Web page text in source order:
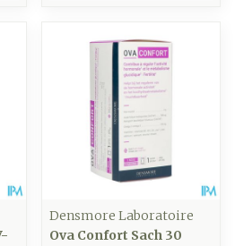
Densmore Laboratoire
Ova Confort Sach 30